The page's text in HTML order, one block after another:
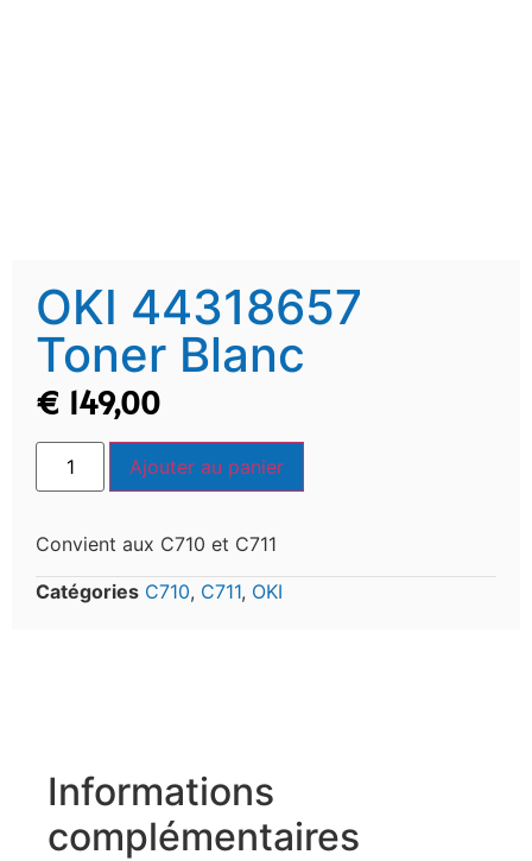
OKI 44318657
Toner Blanc
€ 149,00
Ajouter au panier
Convient aux C710 et C711
Catégories C710, C711, OKI
Informations
complémentaires